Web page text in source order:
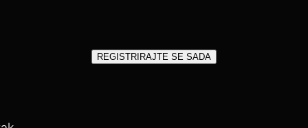
REGISTRIRAJTE SE SADA